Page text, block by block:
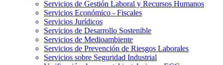
Servicios de Gestión Laboral y Recursos Humanos
Servicios Económico - Fiscales
Servicios Jurídicos
Servicios de Desarrollo Sostenible
Servicios de Medioambiente
Servicios de Prevención de Riesgos Laborales
Servicios sobre Seguridad Industrial